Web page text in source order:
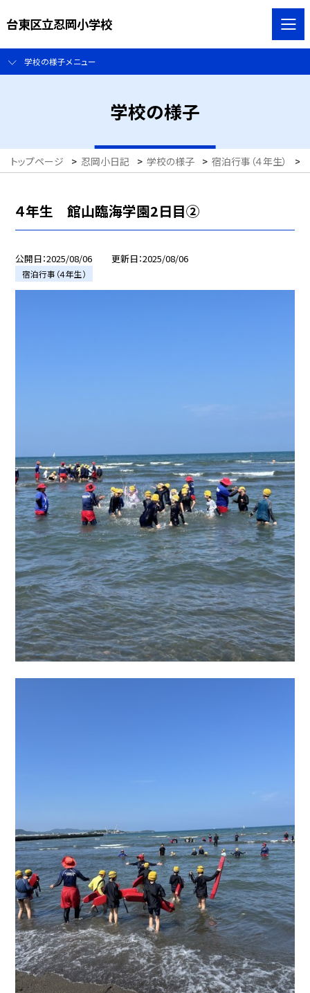
台東区立忍岡小学校
学校の様子メニュー
学校の様子
トップページ > 忍岡小日記 > 学校の様子 > 宿泊行事（４年生） >
４年生 館山臨海学園2日目②
公開日 2025/08/06 更新日 2025/08/06
宿泊行事（４年生）